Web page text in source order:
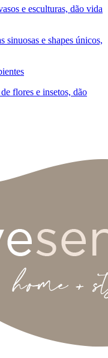
e esculturas, dão vida
sinuosas e shapes únicos,
flores e insetos, dão